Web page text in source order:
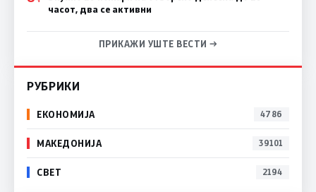
часот, два се активни
ПРИКАЖИ УШТЕ ВЕСТИ →
РУБРИКИ
ЕКОНОМИЈА 4786
МАКЕДОНИЈА 39101
СВЕТ 2194